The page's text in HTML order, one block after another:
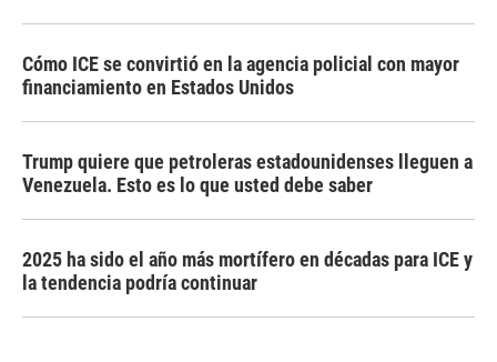
Cómo ICE se convirtió en la agencia policial con mayor
financiamiento en Estados Unidos
Trump quiere que petroleras estadounidenses lleguen a
Venezuela. Esto es lo que usted debe saber
2025 ha sido el año más mortífero en décadas para ICE y
la tendencia podría continuar